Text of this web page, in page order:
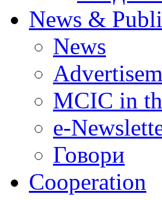
News &
News
MCIC in
e-
Говори
Cooperation